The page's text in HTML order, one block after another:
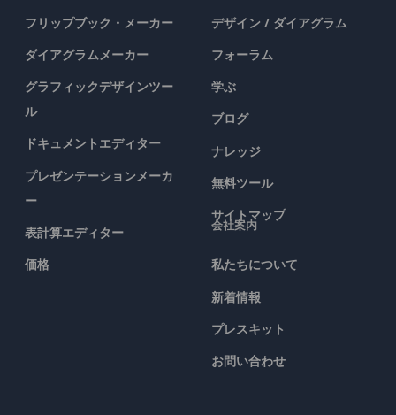
フリップブック・メーカー
ダイアグラムメーカー
グラフィックデザインツー
ル
ドキュメントエディター
プレゼンテーションメーカ
ー
表計算エディター
価格
デザイン / ダイアグラム
フォーラム
学ぶ
ブログ
ナレッジ
無料ツール
サイトマップ
会社案内
私たちについて
新着情報
プレスキット
お問い合わせ